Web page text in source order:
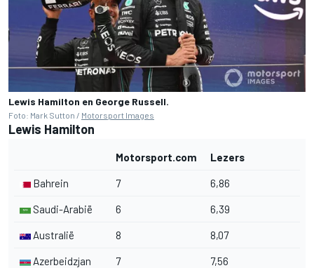
Lewis Hamilton en George Russell.
Foto: Mark Sutton / Motorsport Images
Lewis Hamilton
Motorsport.com Lezers
Bahrein 7 6,86
Saudi-Arabië 6 6,39
Australië 8 8,07
Azerbeidzjan 7 7,56